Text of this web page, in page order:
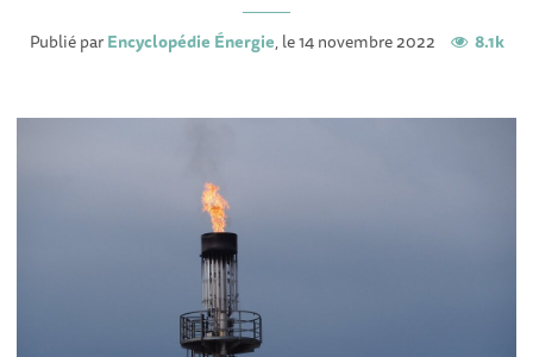
Publié parEncyclopédie Énergie, le 14 novembre 2022 8.1k